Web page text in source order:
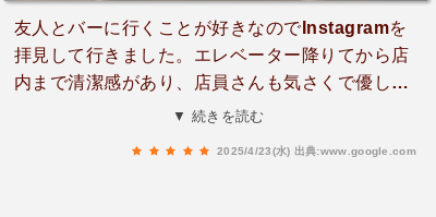
友人とバーに行くことが好きなのでInstagramを
拝見して行きました。エレベーター降りてから店
内まで清潔感があり、店員さんも気さくで優しい
方々でした。フードメニューも豊富で美味しくて
▼ 続きを読む
2025/4/23(水) 出典:www.google.com